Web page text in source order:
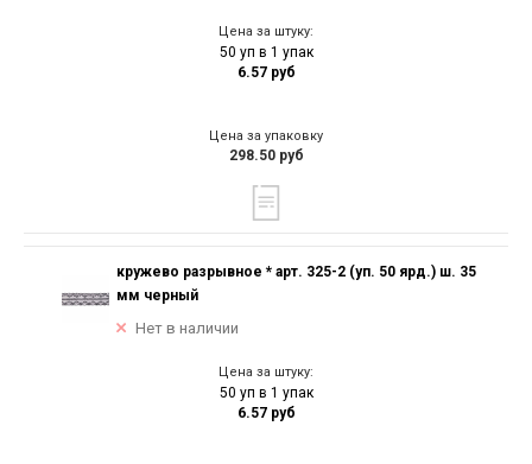
Цена за штуку:
50 уп в 1 упак
6.57 руб
Цена за упаковку
298.50 руб
кружево разрывное * арт. 325-2 (уп. 50 ярд.) ш. 35
мм черный
Нет в наличии
Цена за штуку:
50 уп в 1 упак
6.57 руб